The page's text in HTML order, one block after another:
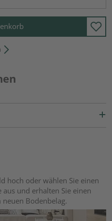
hoch oder wählen Sie einen
und erhalten Sie einen
Bodenbelag.